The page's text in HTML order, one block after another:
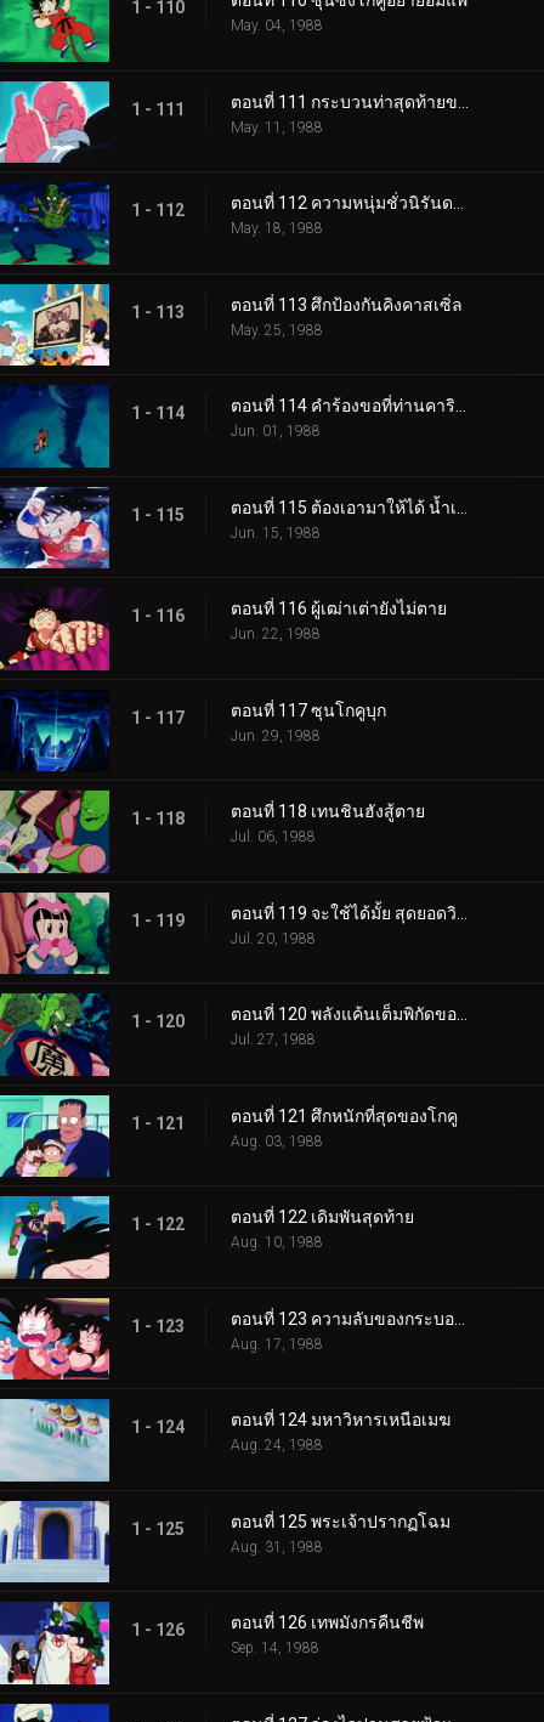
1 - 110
May. 04, 1988
1 - 111
May. 11, 1988
1 - 112 ตอนที่ 112 ความหนุ่มชั่วนิรันดร์ของพิคโกโร่
May. 18, 1988
1 - 113 ตอนที่ 113 ศึกป้องกันคิงคาสเซิ่ล
May. 25, 1988
1 - 114 ตอนที่ 114 คำร้องขอที่ท่านคารินลำบากใจ
Jun. 01, 1988
1 - 115
Jun. 15, 1988
1 - 116 ตอนที่ 116 ผู้เฒ่าเต่ายังไม่ตาย
Jun. 22, 1988
1 - 117 ตอนที่ 117 ซุนโกคูบุก
Jun. 29, 1988
1 - 118 ตอนที่ 118 เทนชินฮังสู้ตาย
Jul. 06, 1988
1 - 119
Jul. 20, 1988
1 - 120 ตอนที่ 120 พลังแค้นเต็มพิกัดของโกคู
Jul. 27, 1988
1 - 121 ตอนที่ 121 ศึกหนักที่สุดของโกคู
Aug. 03, 1988
1 - 122 ตอนที่ 122 เดิมพันสุดท้าย
Aug. 10, 1988
1 - 123
Aug. 17, 1988
1 - 124 ตอนที่ 124 มหาวิหารเหนือเมฆ
Aug. 24, 1988
1 - 125 ตอนที่ 125 พระเจ้าปรากฏโฉม
Aug. 31, 1988
1 - 126 ตอนที่ 126 เทพมังกรคืนชีพ
Sep. 14, 1988